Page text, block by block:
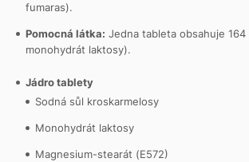
fumaras).
Pomocná látka: Jedna tableta obsahuje
monohydrát laktosy).
Jádro tablety
Sodná sůl kroskarmelosy
Monohydrát laktosy
Magnesium-stearát (E572)